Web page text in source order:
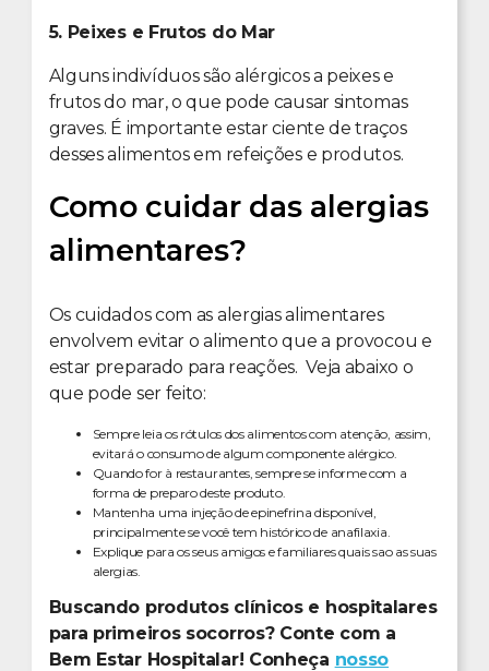
5. Peixes e Frutos do Mar
Alguns indivíduos são alérgicos a peixes e
frutos do mar, o que pode causar sintomas
graves. É importante estar ciente de traços
desses alimentos em refeições e produtos.
Como cuidar das alergias
alimentares?
Os cuidados com as alergias alimentares
envolvem evitar o alimento que a provocou e
estar preparado para reações. Veja abaixo o
que pode ser feito:
Sempre leia os rótulos dos alimentos com atenção, assim,
evitará o consumo de algum componente alérgico.
Quando for à restaurantes, sempre se informe com a
forma de preparo deste produto.
Mantenha uma injeção de epinefrina disponível,
principalmente se você tem histórico de anafilaxia.
Explique para os seus amigos e familiares quais sao as suas
alergias.
Buscando produtos clínicos e hospitalares
para primeiros socorros? Conte com a
Bem Estar Hospitalar! Conheça nosso